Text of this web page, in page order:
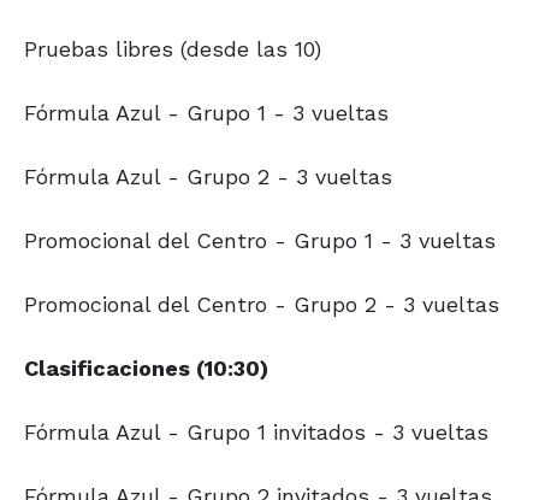
Pruebas libres (desde las 10)
Fórmula Azul - Grupo 1 - 3 vueltas
Fórmula Azul - Grupo 2 - 3 vueltas
Promocional del Centro - Grupo 1 - 3 vueltas
Promocional del Centro - Grupo 2 - 3 vueltas
Clasificaciones (10:30)
Fórmula Azul - Grupo 1 invitados - 3 vueltas